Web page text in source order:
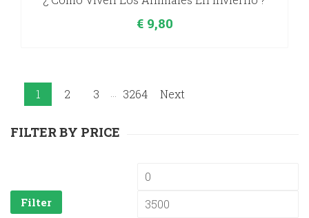
€9,80
1 2 3 ... 3264 Next
FILTER BY PRICE
Min
Filter